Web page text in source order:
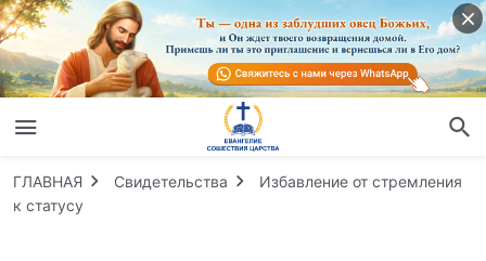
ГЛАВНАЯ Свидетельства
Избавление от стремления
к статусу